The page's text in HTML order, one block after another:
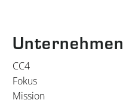
Unternehmen
CC4
Fokus
Mission